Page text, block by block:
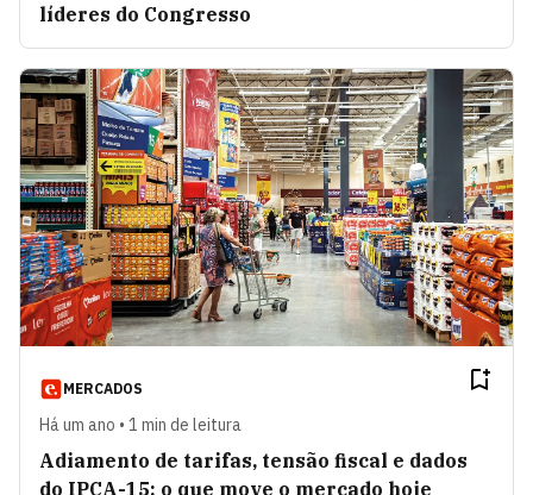
líderes do Congresso
MERCADOS
Há um ano • 1 min de leitura
Adiamento de tarifas, tensão fiscal e dados
do IPCA-15: o que move o mercado hoje